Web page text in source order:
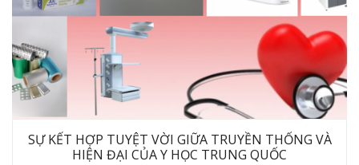
SỰ KẾT HỢP TUYỆT VỜI GIỮA TRUYỀN THỐNG VÀ
HIỆN ĐẠI CỦA Y HỌC TRUNG QUỐC